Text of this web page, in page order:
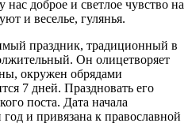
доброе и светлое чувство на
и веселье, гулянья.
праздник, традиционный в
Он олицетворяет
окружен обрядами
7 дней. Праздновать его
поста. Дата начала
и привязана к православной